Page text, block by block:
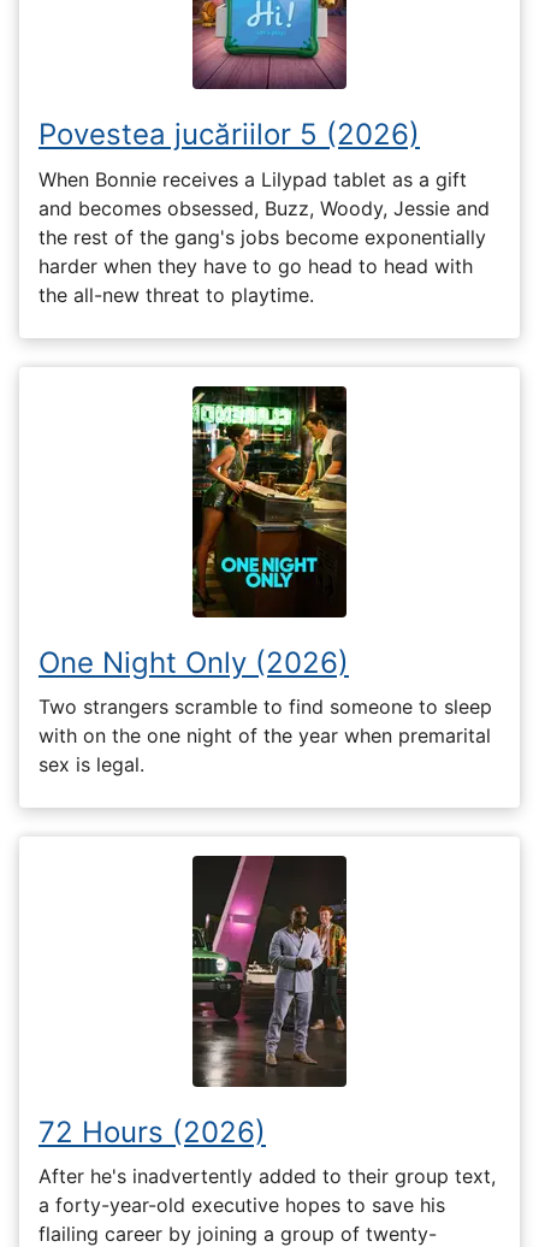
Povestea jucăriilor 5 (2026)
When Bonnie receives a Lilypad tablet as a gift
and becomes obsessed, Buzz, Woody, Jessie and
the rest of the gang's jobs become exponentially
harder when they have to go head to head with
the all-new threat to playtime.
One Night Only (2026)
Two strangers scramble to find someone to sleep
with on the one night of the year when premarital
sex is legal.
72 Hours (2026)
After he's inadvertently added to their group text,
a forty-year-old executive hopes to save his
flailing career by joining a group of twenty-